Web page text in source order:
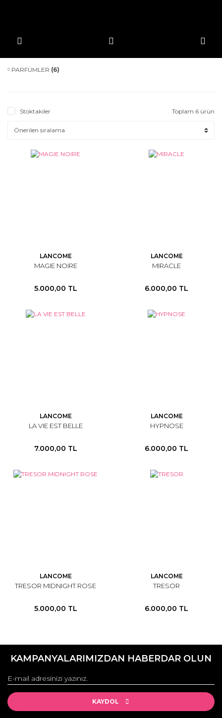
PARFÜMLER (6)
Stoktakiler Toplam 6 ürün
LANCOME
MAGIE NOIRE
5.000,00 TL
LANCOME
MIRACLE
6.000,00 TL
LANCOME
LA VIE EST BELLE
7.000,00 TL
LANCOME
HYPNOSE
6.000,00 TL
LANCOME
TRESOR MIDNIGHT ROSE
5.000,00 TL
LANCOME
TRESOR
6.000,00 TL
KAMPANYALARIMIZDAN HABERDAR OLUN
KAYDOL